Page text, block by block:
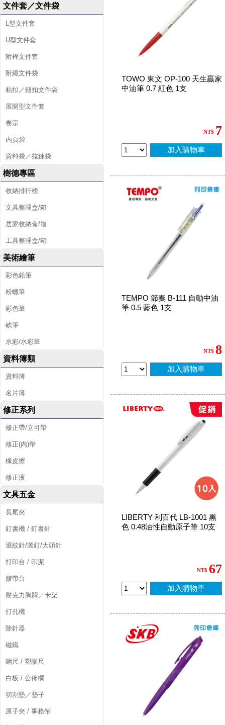
文件套／文件袋
L型文件套
U型文件套
附桿文件套
附繩文件袋
粘扣／鈕扣文件袋
展開型文件套
卷宗
內頁袋
資料袋／拉鍊袋
樹德專區
收納排行榜
文具整理盒/箱
居家收納盒/箱
工具整理盒/箱
美術繪筆
彩色鉛筆
粉蠟筆
彩色筆
軟筆
水彩/水彩筆
資料簿類
資料簿
名片簿
修正系列
修正帶/立可帶
修正(內)帶
橡皮擦
修正液
文具五金
長尾夾
釘書機 / 釘書針
迴紋針/圖釘/大頭針
打印台 / 印泥
膠帶台
壓克力胸牌／卡架
打孔機
除針器
磁鐵
鋼尺 / 塑膠尺
白板 / 公佈欄
切割墊／墊子
原子夾 / 事務帶
TOWO 東文 OP-100 天生贏家
中油筆 0.7 紅色 1支
NT$ 7
加入購物車
TEMPO 節奏 B-111 自動中油
筆 0.5 藍色 1支
NT$ 8
加入購物車
LIBERTY 利百代 LB-1001 黑
色 0.48油性自動原子筆 10支
NT$ 67
加入購物車